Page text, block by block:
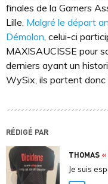
finales de la Gamers
Lille. Malgré le départ
Démolon, celui-ci
MAXISAUCISSE pour
derniers ayant un
WySix, ils partent
RÉDIGÉ PAR
THOMAS «
Je suis